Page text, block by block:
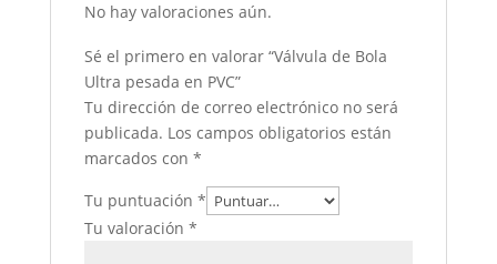
No hay valoraciones aún.
Sé el primero en valorar “Válvula de Bola
Ultra pesada en PVC”
Tu dirección de correo electrónico no será
publicada. Los campos obligatorios están
marcados con *
Tu puntuación *
Tu valoración *